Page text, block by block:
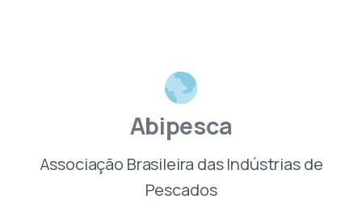
Abipesca
Associação Brasileira das Indústrias de
Pescados